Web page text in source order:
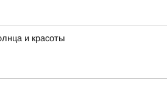
и красоты